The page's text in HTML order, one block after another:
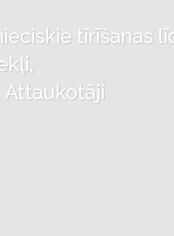
tīrīšanas
Attaukotāji